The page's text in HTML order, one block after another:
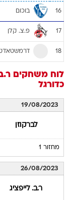
16 בוכום
17 פ.צ. קלן
18
לוח משחקים
כדורגל
19/08/2023
לברקוזן
מחזור 1
26/08/2023
ר.ב. לייפציג